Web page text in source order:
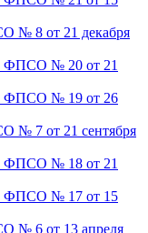
№ 8 от 21 декабря
ФПСО № 20 от 21
ФПСО № 19 от 26
№ 7 от 21 сентября
ФПСО № 18 от 21
ФПСО № 17 от 15
№ 6 от 13 апреля